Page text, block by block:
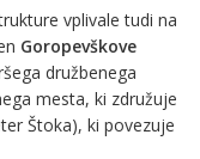
vplivale tudi na
Goropevškove
družbenega
mesta, ki združuje
Štoka), ki povezuje